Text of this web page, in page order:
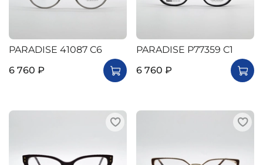
PARADISE 41087 C6
6 760 ₽
PARADISE P77359 C1
6 760 ₽